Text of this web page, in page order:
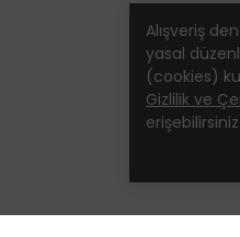
Alışveriş
yasal
(cookies)
Gizlilik ve
erişebilirsiniz.